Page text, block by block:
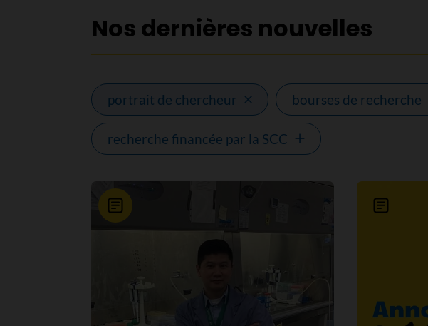
Nos dernières nouvelles
portrait de chercheur bourses de recherche
recherche financée par la SCC
Nouvelle Nouvelle